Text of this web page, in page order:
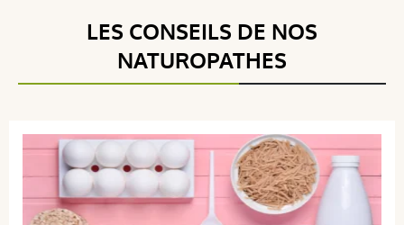
Avis soumis à un contrôle
5 / 5
(5Avis)
5 étoiles
5
4 étoiles
0
0
LES CONSEILS DE NOS
NATUROPATHES